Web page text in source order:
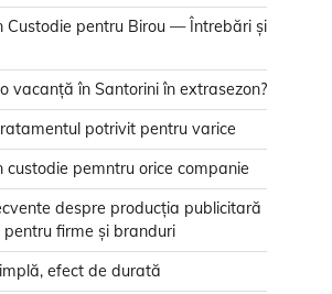
Custodie pentru Birou — Întrebări și
vacanță în Santorini în extrasezon?
potrivit pentru varice
custodie pemntru orice companie
despre producția publicitară
pentru firme și branduri
efect de durată